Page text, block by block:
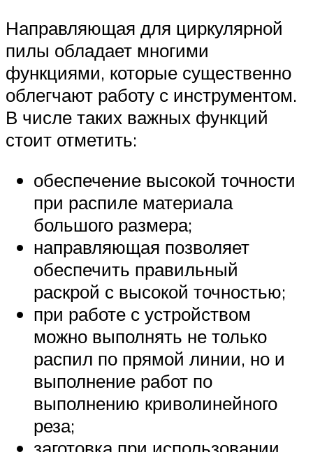
Направляющая для циркулярной
пилы обладает многими
функциями, которые существенно
облегчают работу с инструментом.
В числе таких важных функций
стоит отметить:
обеспечение высокой точности
при распиле материала
большого размера;
направляющая позволяет
обеспечить правильный
раскрой с высокой точностью;
при работе с устройством
можно выполнять не только
распил по прямой линии, но и
выполнение работ по
выполнению криволинейного
реза;